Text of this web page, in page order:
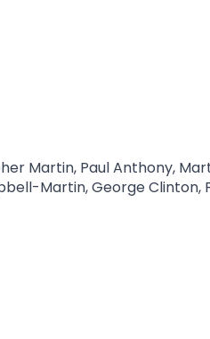
Martin, Paul Anthony,
Martin, George Clinton,